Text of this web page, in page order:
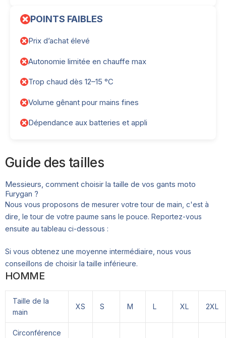
POINTS FAIBLES
Prix d’achat élevé
Autonomie limitée en chauffe max
Trop chaud dès 12–15 °C
Volume gênant pour mains fines
Dépendance aux batteries et appli
Guide des tailles
Messieurs, comment choisir la taille de vos gants moto
Furygan ?
Nous vous proposons de mesurer votre tour de main, c'est à
dire, le tour de votre paume sans le pouce. Reportez-vous
ensuite au tableau ci-dessous :
Si vous obtenez une moyenne intermédiaire, nous vous
conseillons de choisir la taille inférieure.
HOMME
Taille de la
main
XS S M L XL 2XL
Circonférence